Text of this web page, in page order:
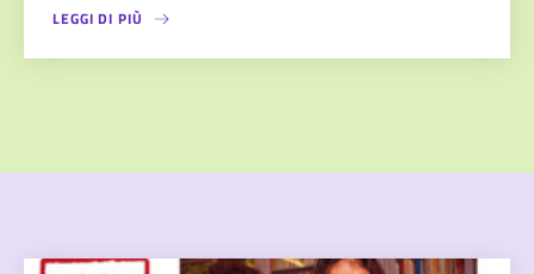
LEGGI DI PIÙ